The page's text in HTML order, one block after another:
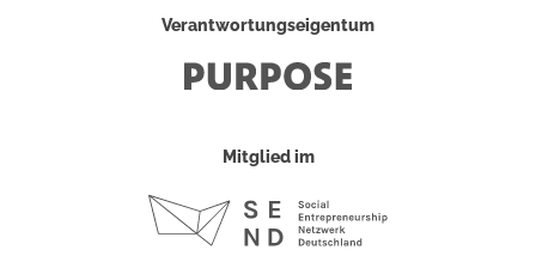
Verantwortungseigentum
Mitglied im